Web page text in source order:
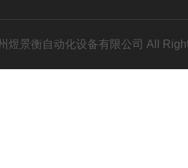
煜景衡自动化设备有限公司 All